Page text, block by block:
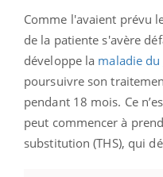
Comme l'avaient prévu
de la patiente s'avère
développe la maladie du
poursuivre son
pendant 18 mois. Ce
peut commencer à
substitution (THS), qui